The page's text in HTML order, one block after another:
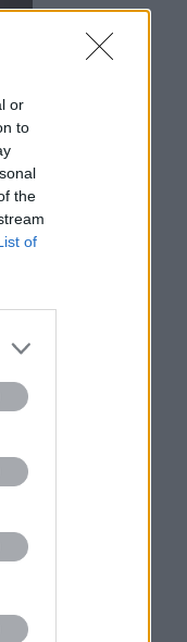
or
to
the
of
Πίστη